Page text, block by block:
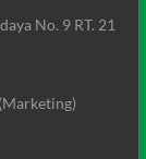
No. 9 RT. 21